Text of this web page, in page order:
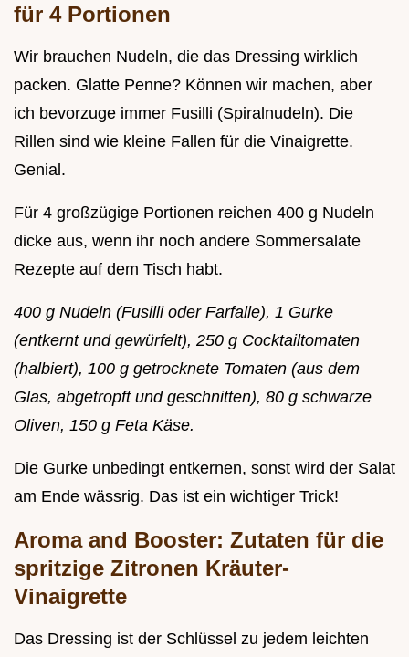
für 4 Portionen
Wir brauchen Nudeln, die das Dressing wirklich
packen. Glatte Penne? Können wir machen, aber
ich bevorzuge immer Fusilli (Spiralnudeln). Die
Rillen sind wie kleine Fallen für die Vinaigrette.
Genial.
Für 4 großzügige Portionen reichen 400 g Nudeln
dicke aus, wenn ihr noch andere Sommersalate
Rezepte auf dem Tisch habt.
400 g Nudeln (Fusilli oder Farfalle), 1 Gurke
(entkernt und gewürfelt), 250 g Cocktailtomaten
(halbiert), 100 g getrocknete Tomaten (aus dem
Glas, abgetropft und geschnitten), 80 g schwarze
Oliven, 150 g Feta Käse.
Die Gurke unbedingt entkernen, sonst wird der Salat
am Ende wässrig. Das ist ein wichtiger Trick!
Aroma and Booster: Zutaten für die
spritzige Zitronen Kräuter-
Vinaigrette
Das Dressing ist der Schlüssel zu jedem leichten